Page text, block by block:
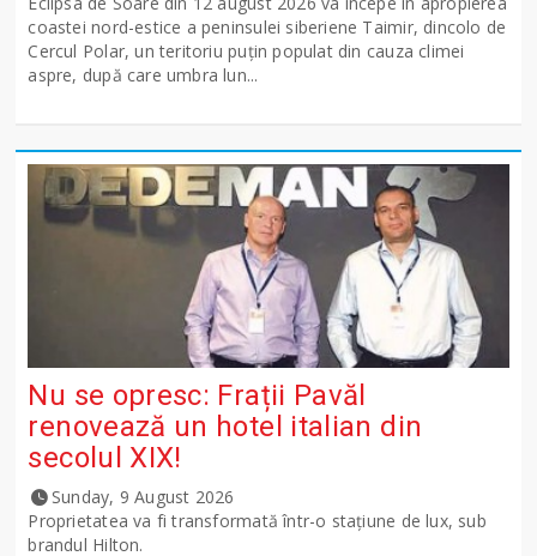
coastei nord-estice a peninsulei siberiene Taimir, dincolo de
Cercul Polar, un teritoriu puțin populat din cauza climei
aspre, după care umbra lun...
Nu se opresc: Frații Pavăl
renovează un hotel italian din
secolul XIX!
Sunday, 9 August 2026
Proprietatea va fi transformată într-o stațiune de lux, sub
brandul Hilton.